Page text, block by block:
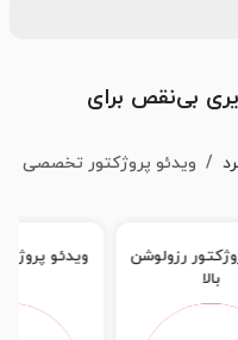
بی‌نقص برای
ویدئو پروژکتور تخصصی
رزولوشن
بالا
ویدئو